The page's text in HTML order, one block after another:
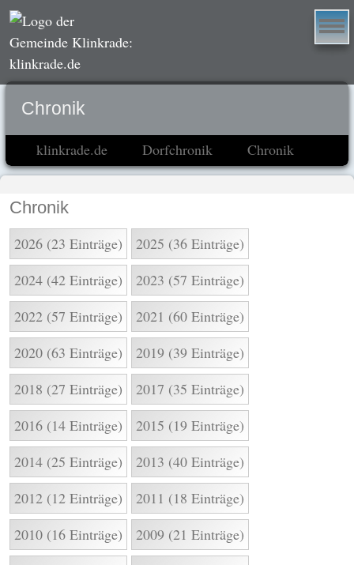
Chronik
klinkrade.de Dorfchronik Chronik
Chronik
2026 (23 Einträge)
2025 (36 Einträge)
2024 (42 Einträge)
2023 (57 Einträge)
2022 (57 Einträge)
2021 (60 Einträge)
2020 (63 Einträge)
2019 (39 Einträge)
2018 (27 Einträge)
2017 (35 Einträge)
2016 (14 Einträge)
2015 (19 Einträge)
2014 (25 Einträge)
2013 (40 Einträge)
2012 (12 Einträge)
2011 (18 Einträge)
2010 (16 Einträge)
2009 (21 Einträge)